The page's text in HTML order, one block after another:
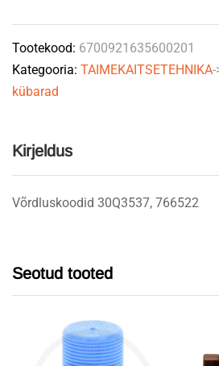
Tootekood: 6700921635600201
Kategooria: TAIMEKAITSETEHNIKA-
kübarad
Kirjeldus
Võrdluskoodid 30Q3537, 766522
Seotud tooted